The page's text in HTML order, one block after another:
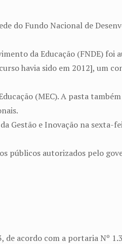
do Fundo Nacional de
da Educação (FNDE)
havia sido em 2012], um
(MEC). A pasta
Gestão e Inovação na sexta-
públicos autorizados pelo
acordo com a portaria Nº